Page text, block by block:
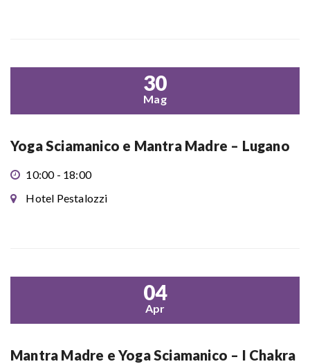
30
Mag
Yoga Sciamanico e Mantra Madre – Lugano
10:00 - 18:00
Hotel Pestalozzi
04
Apr
Mantra Madre e Yoga Sciamanico – I Chakra